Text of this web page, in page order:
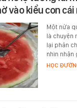
vào kiểu con cái
Một nửa
là chuyện
lại phản
nhìn nhận
HỌC